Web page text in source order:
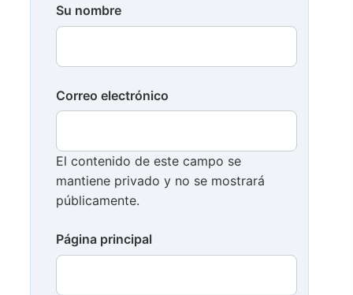
Su nombre
Correo electrónico
El contenido de este campo se
mantiene privado y no se mostrará
públicamente.
Página principal